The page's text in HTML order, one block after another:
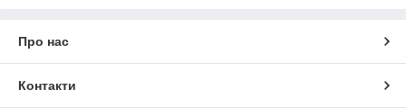
Про нас
Контакти